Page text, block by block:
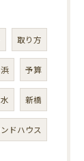
取り方
予算
新橋
ドハウス